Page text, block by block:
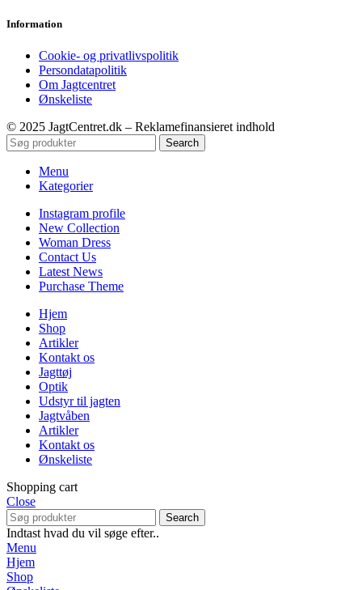
Information
Cookie- og privatlivspolitik
Persondatapolitik
Om Jagtcentret
Ønskeliste
© 2025 JagtCentret.dk – Reklamefinansieret indhold
Search
Menu
Kategorier
Instagram profile
New Collection
Woman Dress
Contact Us
Latest News
Purchase Theme
Hjem
Shop
Artikler
Kontakt os
Jagttøj
Optik
Udstyr til jagten
Jagtvåben
Artikler
Kontakt os
Ønskeliste
Shopping cart
Close
Search
Indtast hvad du vil søge efter..
Menu
Hjem
Shop